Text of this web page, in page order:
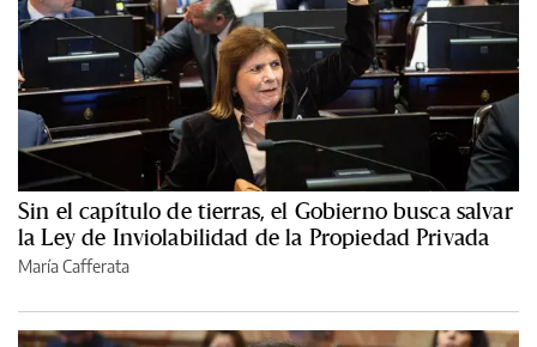
Sin el capítulo de tierras, el Gobierno busca salvar
la Ley de Inviolabilidad de la Propiedad Privada
María Cafferata